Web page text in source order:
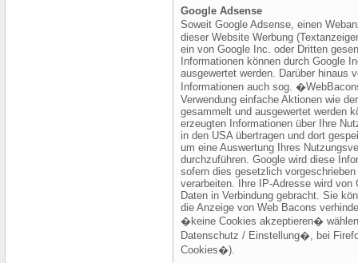
Google Adsense
Soweit Google Adsense, einen
dieser Website Werbung
ein von Google Inc. oder Dritten
Informationen können durch Google
ausgewertet werden. Darüber hinaus
Informationen auch sog.
Verwendung einfache Aktionen wie
gesammelt und ausgewertet werden
erzeugten Informationen über Ihre
in den USA übertragen und dort
um eine Auswertung Ihres
durchzuführen. Google wird diese
sofern dies gesetzlich
verarbeiten. Ihre IP-Adresse wird
Daten in Verbindung gebracht. Sie
die Anzeige von Web Bacons
�keine Cookies akzeptieren�
Datenschutz / Einstellung�, bei
Cookies�).